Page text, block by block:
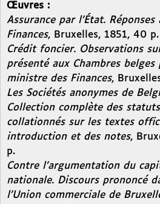
Œuvres :
Assurance par l’État.
Finances, Bruxelles, 1851, 40 p.
Crédit foncier. Observations
présenté aux Chambres belges
ministre des Finances,
Les Sociétés anonymes de
Collection complète des
collationnés sur les textes
introduction et des notes,
p.
Contre l’argumentation du
nationale. Discours prononcé
l’Union commerciale de